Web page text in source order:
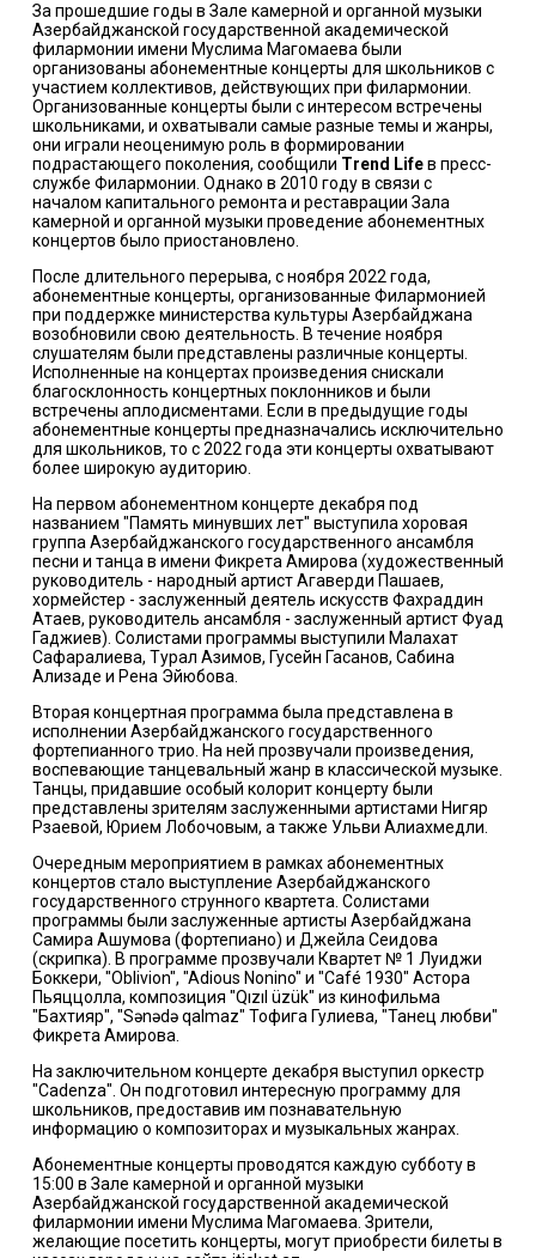
За прошедшие годы в Зале камерной и органной музыки
Азербайджанской государственной академической
филармонии имени Муслима Магомаева были
организованы абонементные концерты для школьников с
участием коллективов, действующих при филармонии.
Организованные концерты были с интересом встречены
школьниками, и охватывали самые разные темы и жанры,
они играли неоценимую роль в формировании
подрастающего поколения, сообщили Trend Lifeв пресс-
службе Филармонии. Однако в 2010 году в связи с
началом капитального ремонта и реставрации Зала
камерной и органной музыки проведение абонементных
концертов было приостановлено.
После длительного перерыва, с ноября 2022 года,
абонементные концерты, организованные Филармонией
при поддержке министерства культуры Азербайджана
возобновили свою деятельность. В течение ноября
слушателям были представлены различные концерты.
Исполненные на концертах произведения снискали
благосклонность концертных поклонников и были
встречены аплодисментами. Если в предыдущие годы
абонементные концерты предназначались исключительно
для школьников, то с 2022 года эти концерты охватывают
более широкую аудиторию.
На первом абонементном концерте декабря под
названием "Память минувших лет" выступила хоровая
группа Азербайджанского государственного ансамбля
песни и танца в имени Фикрета Амирова (художественный
руководитель - народный артист Агаверди Пашаев,
хормейстер - заслуженный деятель искусств Фахраддин
Атаев, руководитель ансамбля - заслуженный артист Фуад
Гаджиев). Солистами программы выступили Малахат
Сафаралиева, Турал Азимов, Гусейн Гасанов, Сабина
Ализаде и Рена Эйюбова.
Вторая концертная программа была представлена в
исполнении Азербайджанского государственного
фортепианного трио. На ней прозвучали произведения,
воспевающие танцевальный жанр в классической музыке.
Танцы, придавшие особый колорит концерту были
представлены зрителям заслуженными артистами Нигяр
Рзаевой, Юрием Лобочовым, а также Ульви Алиахмедли.
Очередным мероприятием в рамках абонементных
концертов стало выступление Азербайджанского
государственного струнного квартета. Солистами
программы были заслуженные артисты Азербайджана
Самира Ашумова (фортепиано) и Джейла Сеидова
(скрипка). В программе прозвучали Квартет № 1 Луиджи
Боккери, "Oblivion", "Adious Nonino" и "Café 1930" Астора
Пьяццолла, композиция "Qızıl üzük" из кинофильма
"Бахтияр", "Sənədə qalmaz" Тофига Гулиева, "Танец любви"
Фикрета Амирова.
На заключительном концерте декабря выступил оркестр
"Cadenza". Он подготовил интересную программу для
школьников, предоставив им познавательную
информацию о композиторах и музыкальных жанрах.
Абонементные концерты проводятся каждую субботу в
15:00 в Зале камерной и органной музыки
Азербайджанской государственной академической
филармонии имени Муслима Магомаева. Зрители,
желающие посетить концерты, могут приобрести билеты в